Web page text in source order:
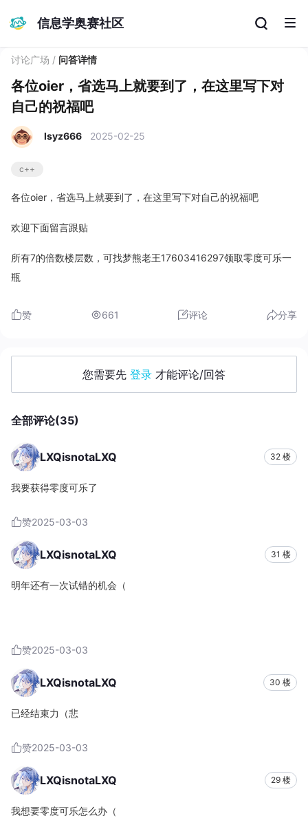
信息学奥赛社区
讨论广场 / 问答详情
各位oier，省选马上就要到了，在这里写下对
自己的祝福吧
lsyz666 2025-02-25
c++
各位oier，省选马上就要到了，在这里写下对自己的祝福吧
欢迎下面留言跟贴
所有7的倍数楼层数，可找梦熊老王17603416297领取零度可乐一
瓶
赞 661 评论 分享
您需要先 登录 才能评论/回答
全部评论(35)
LXQisnotaLXQ 32 楼
我要获得零度可乐了
赞2025-03-03
LXQisnotaLXQ 31 楼
明年还有一次试错的机会（
赞2025-03-03
LXQisnotaLXQ 30 楼
已经结束力（悲
赞2025-03-03
LXQisnotaLXQ 29 楼
我想要零度可乐怎么办（